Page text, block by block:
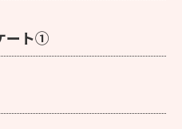
ート①